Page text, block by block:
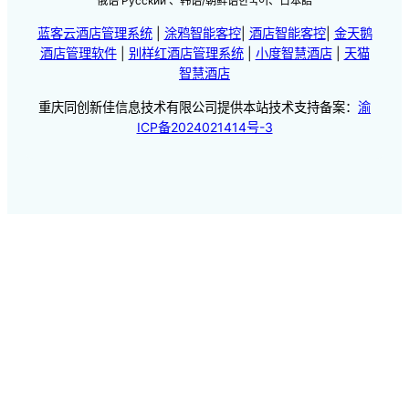
蓝客云酒店管理系统| 涂鸦智能客控| 酒店智能客控| 金天鹅
酒店管理软件| 别样红酒店管理系统| 小度智慧酒店| 天猫
智慧酒店
重庆同创新佳信息技术有限公司提供本站技术支持备案： 渝
ICP备2024021414号-3